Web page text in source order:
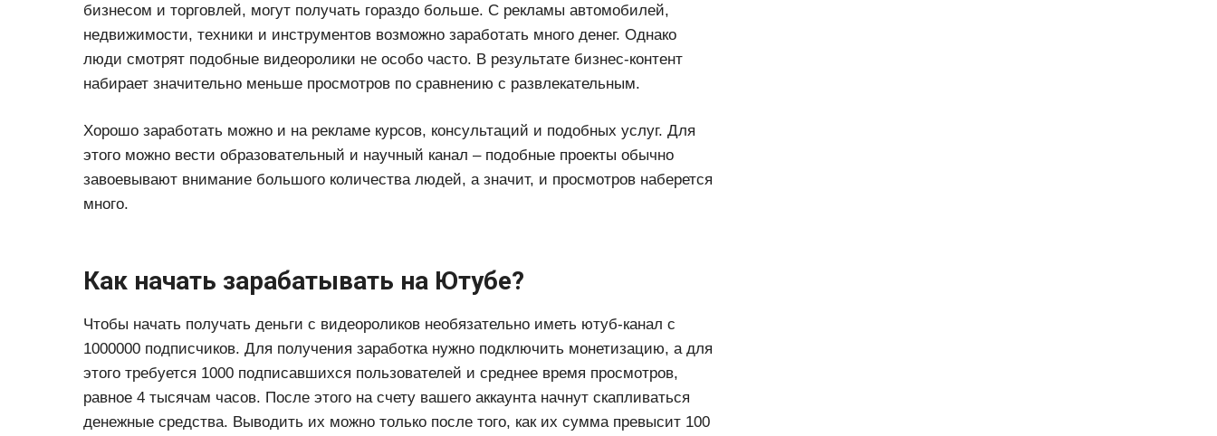
бизнесом и торговлей, могут получать гораздо больше. С рекламы автомобилей,
недвижимости, техники и инструментов возможно заработать много денег. Однако
люди смотрят подобные видеоролики не особо часто. В результате бизнес-контент
набирает значительно меньше просмотров по сравнению с развлекательным.
Хорошо заработать можно и на рекламе курсов, консультаций и подобных услуг. Для
этого можно вести образовательный и научный канал – подобные проекты обычно
завоевывают внимание большого количества людей, а значит, и просмотров наберется
много.
Как начать зарабатывать на Ютубе?
Чтобы начать получать деньги с видеороликов необязательно иметь ютуб-канал с
1000000 подписчиков. Для получения заработка нужно подключить монетизацию, а для
этого требуется 1000 подписавшихся пользователей и среднее время просмотров,
равное 4 тысячам часов. После этого на счету вашего аккаунта начнут скапливаться
денежные средства. Выводить их можно только после того, как их сумма превысит 100